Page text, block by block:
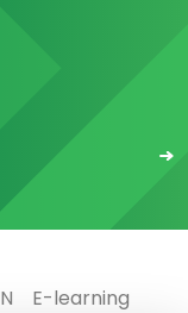
E-learning